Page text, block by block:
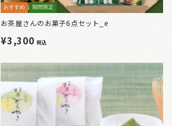
おすすめ 期間限定
お茶屋さんのお菓子6点セット_e
¥3,300税込